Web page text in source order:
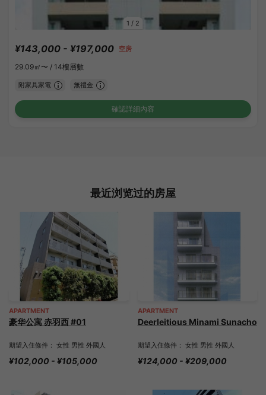
1 / 2
¥143,000 - ¥197,000 空房
29.09㎡〜 / 14樓層數
附家具家電 無禮金
確認詳細內容
最近浏览过的房屋
APARTMENT
豪华公寓 赤羽西 #01
期望入住條件： 女性 男性 外國人
¥102,000 - ¥105,000
APARTMENT
Deerleitious Minami Sunacho
期望入住條件： 女性 男性 外國人
¥124,000 - ¥209,000